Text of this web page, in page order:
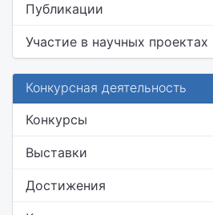
Публикации
Участие в научных проектах
Конкурсная деятельность
Конкурсы
Выставки
Достижения